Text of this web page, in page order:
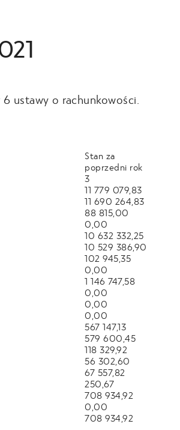
ustawy o rachunkowości.
Stan za
poprzedni rok
3
11 779 079,83
11 690 264,83
88 815,00
0,00
10 632 332,25
10 529 386,90
102 945,35
0,00
1 146 747,58
0,00
0,00
0,00
567 147,13
579 600,45
118 329,92
56 302,60
67 557,82
250,67
708 934,92
0,00
708 934,92